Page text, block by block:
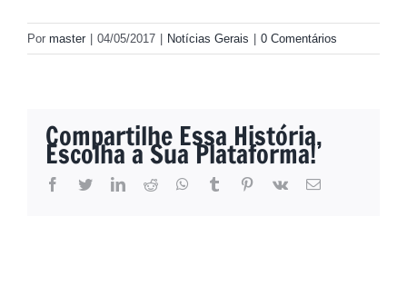
Por master 04/05/2017 Notícias Gerais 0 Comentários
Compartilhe Essa História,
Escolha a Sua Plataforma!
facebook
twitterlinkedinreddit whatsapptumblr pinterest
vk
E-